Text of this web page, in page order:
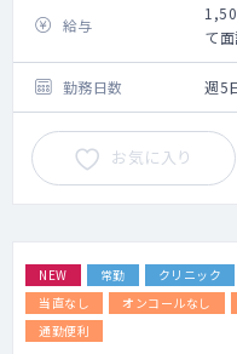
午
※外
す。
各
調
【
初
の
【
施
給与
て
勤務日数 週5
お気に入り
NEW 常勤 クリニック
当直なし
オンコールなし
通勤便利